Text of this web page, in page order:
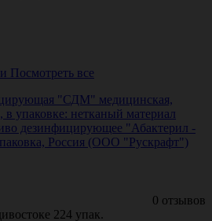
Посмотреть все
"СДМ" медицинская,
в упаковке: нетканый материал
дезинфицирующее "Абактерил -
Россия (ООО "Рускрафт")
0 отзывов
224 упак.